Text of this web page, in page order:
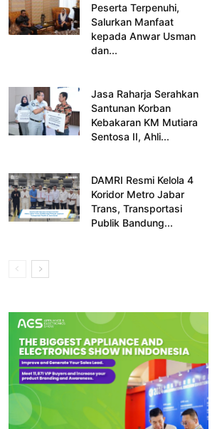
Peserta Terpenuhi,
Salurkan Manfaat
kepada Anwar Usman
dan...
Jasa Raharja Serahkan
Santunan Korban
Kebakaran KM Mutiara
Sentosa II, Ahli...
DAMRI Resmi Kelola 4
Koridor Metro Jabar
Trans, Transportasi
Publik Bandung...